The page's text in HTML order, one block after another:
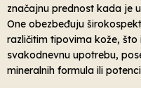
značajnu prednost kada je
One obezbeđuju
različitim tipovima kože, što
svakodnevnu upotrebu,
mineralnih formula ili